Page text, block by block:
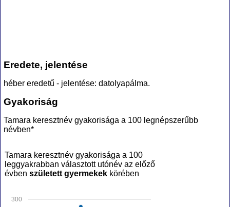
Eredete, jelentése
héber eredetű - jelentése: datolyapálma.
Gyakoriság
Tamara keresztnév gyakorisága a 100 legnépszerűbb
névben*
Tamara keresztnév gyakorisága a 100
leggyakrabban választott utónév az előző
évben született gyermekek körében
300